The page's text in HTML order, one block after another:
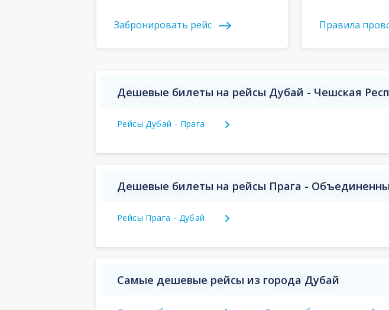
Забронировать рейс Правила
Дешевые билеты на рейсы Дубай - Чешская
Рейсы Дубай - Прага
Дешевые билеты на рейсы Прага -
Рейсы Прага - Дубай
Самые дешевые рейсы из города Дубай